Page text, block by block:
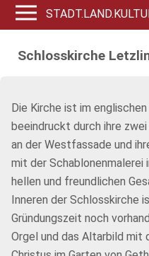
Schlosskirche
Die Kirche ist im
beeindruckt durch ihre
an der Westfassade und
mit der Schablonenmalerei
hellen und freundlichen
Inneren der Schlosskirche
Gründungszeit noch
Orgel und das Altarbild